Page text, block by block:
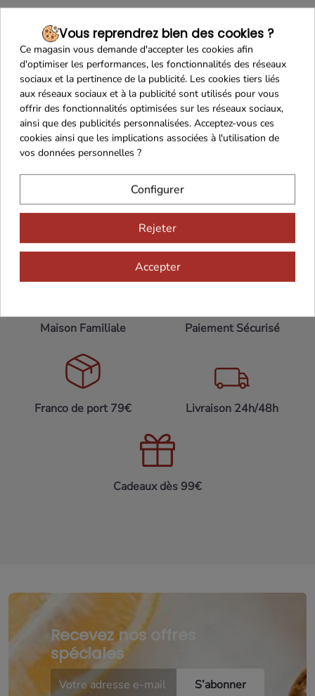
Prune d'Ente 46°
70cl
63,80 €
Ajouter au panier
Maison Familiale Paiement Sécurisé
Franco de port 79€ Livraison 24h/48h
Cadeaux dès 99€
Recevez nos offres
spéciales
Vous reprendrez bien des cookies ?
Ce magasin vous demande d'accepter les cookies afin
d'optimiser les performances, les fonctionnalités des réseaux
sociaux et la pertinence de la publicité. Les cookies tiers liés
aux réseaux sociaux et à la publicité sont utilisés pour vous
offrir des fonctionnalités optimisées sur les réseaux sociaux,
ainsi que des publicités personnalisées. Acceptez-vous ces
cookies ainsi que les implications associées à l'utilisation de
vos données personnelles ?
Configurer
Rejeter
Accepter